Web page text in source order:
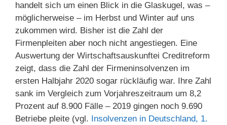
handelt sich um einen Blick in die Glaskugel, was –
möglicherweise – im Herbst und Winter auf uns
zukommen wird. Bisher ist die Zahl der
Firmenpleiten aber noch nicht angestiegen. Eine
Auswertung der Wirtschaftsauskunftei Creditreform
zeigt, dass die Zahl der Firmeninsolvenzen im
ersten Halbjahr 2020 sogar rückläufig war. Ihre Zahl
sank im Vergleich zum Vorjahreszeitraum um 8,2
Prozent auf 8.900 Fälle – 2019 gingen noch 9.690
Betriebe pleite (vgl.
Insolvenzen in Deutschland, 1.